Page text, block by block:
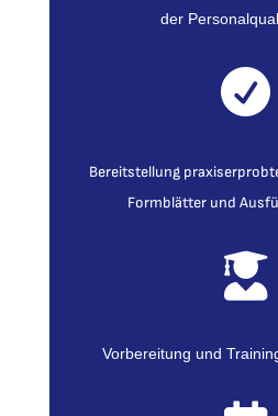
der

Bereitstellung
Formblätter und

Vorbereitung und